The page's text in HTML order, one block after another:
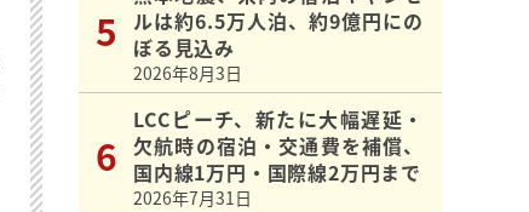
ルは約6.5万人泊、約9億円にの
ぼる見込み
2026年8月3日
LCCピーチ、新たに大幅遅延・
欠航時の宿泊・交通費を補償、
国内線1万円・国際線2万円まで
2026年7月31日